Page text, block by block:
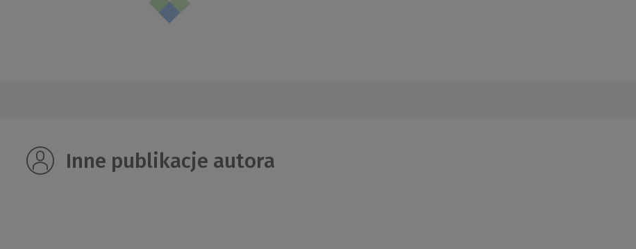
Inne publikacje autora